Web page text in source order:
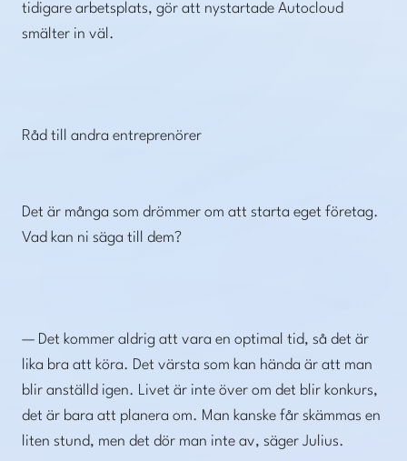
tidigare arbetsplats, gör att nystartade Autocloud
smälter in väl.
Råd till andra entreprenörer
Det är många som drömmer om att starta eget företag.
Vad kan ni säga till dem?
— Det kommer aldrig att vara en optimal tid, så det är
lika bra att köra. Det värsta som kan hända är att man
blir anställd igen. Livet är inte över om det blir konkurs,
det är bara att planera om. Man kanske får skämmas en
liten stund, men det dör man inte av, säger Julius.